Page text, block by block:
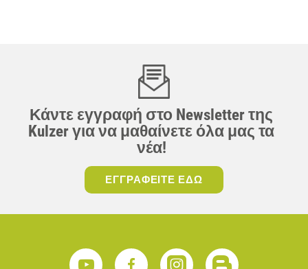
Κάντε εγγραφή στο Newsletter της
Kulzer για να μαθαίνετε όλα μας τα
νέα!
ΕΓΓΡΑΦΕΙΤΕ ΕΔΩ